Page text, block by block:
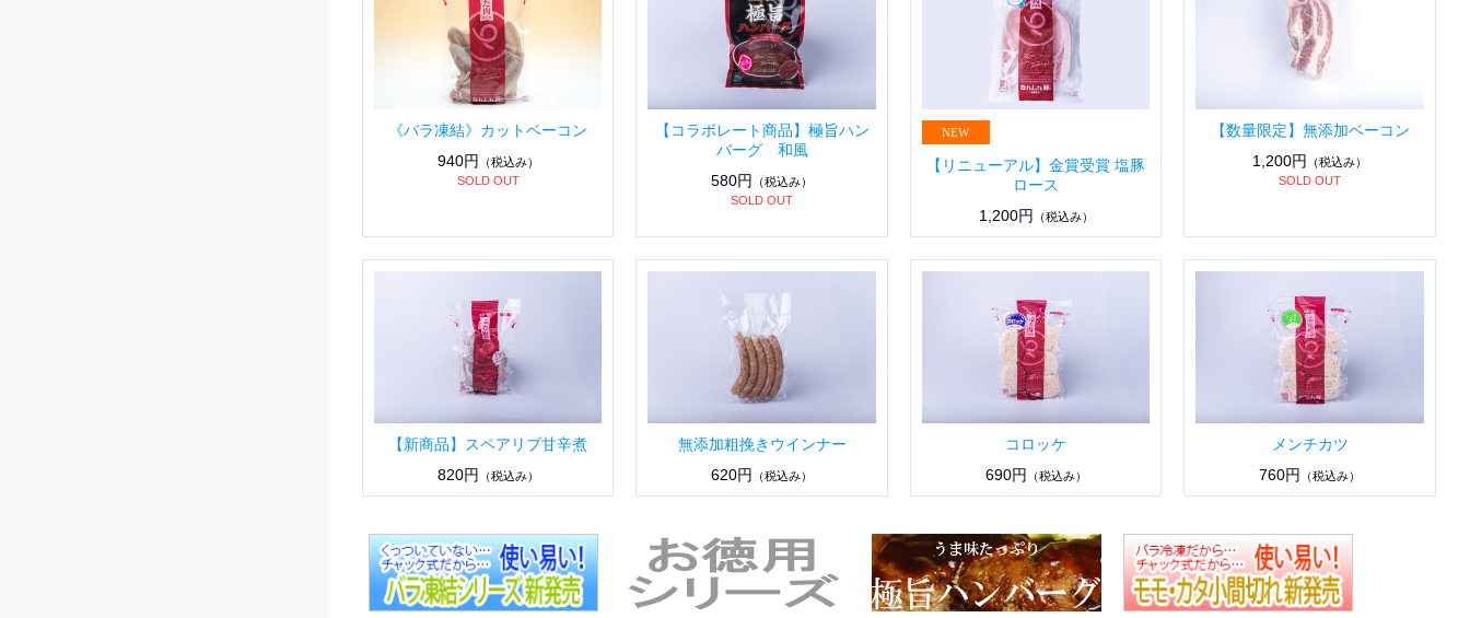
《バラ凍結》カットベーコン
940円
（税込み）
SOLD OUT
【コラボレート商品】極旨ハン
バーグ 和風
580円
（税込み）
SOLD OUT
【リニューアル】金賞受賞 塩豚
ロース
1,200円
（税込み）
【数量限定】無添加ベーコン
1,200円
（税込み）
SOLD OUT
【新商品】スペアリブ甘辛煮
820円
（税込み）
無添加粗挽きウインナー
620円
（税込み）
コロッケ
690円
（税込み）
メンチカツ
760円
（税込み）